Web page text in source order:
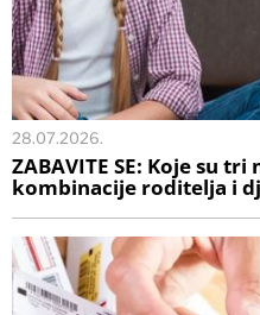
28.07.2026.
ZABAVITE SE: Koje su
kombinacije roditelja i